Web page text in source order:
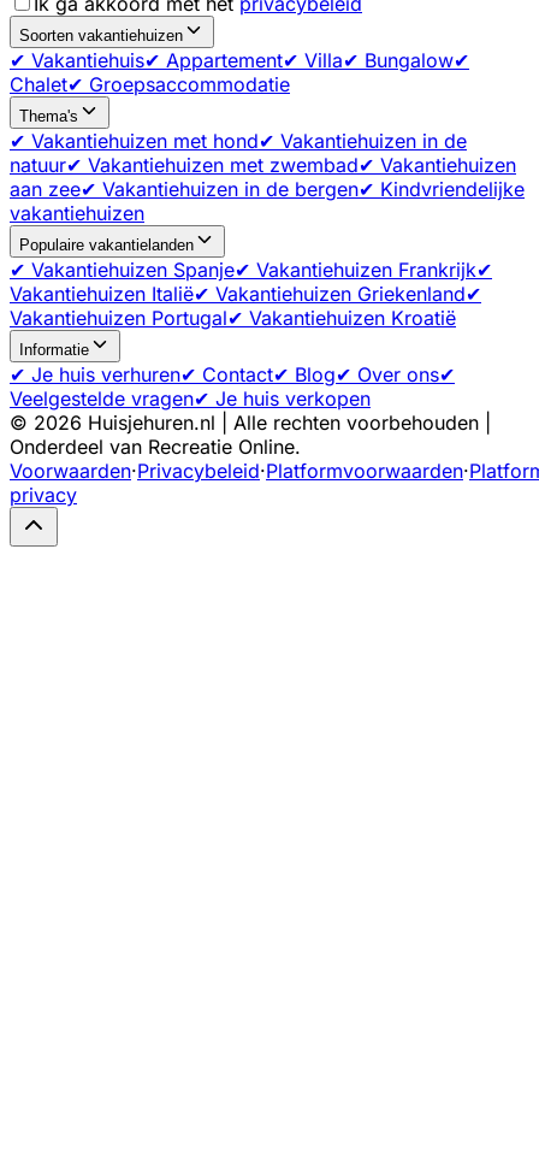
Soorten vakantiehuizen
✔ Vakantiehuis✔ Appartement✔ Villa✔ Bungalow✔
Chalet✔ Groepsaccommodatie
Thema's
✔ Vakantiehuizen met hond✔ Vakantiehuizen in de
natuur✔ Vakantiehuizen met zwembad✔ Vakantiehuizen
aan zee✔ Vakantiehuizen in de bergen✔ Kindvriendelijke
vakantiehuizen
Populaire vakantielanden
✔ Vakantiehuizen Spanje✔ Vakantiehuizen Frankrijk✔
Vakantiehuizen Italië✔ Vakantiehuizen Griekenland✔
Vakantiehuizen Portugal✔ Vakantiehuizen Kroatië
Informatie
✔ Je huis verhuren✔ Contact✔ Blog✔ Over ons✔
Veelgestelde vragen✔ Je huis verkopen
© 2026 Huisjehuren.nl | Alle rechten voorbehouden |
Onderdeel van Recreatie Online.
Voorwaarden·Privacybeleid·Platformvoorwaarden·
privacy